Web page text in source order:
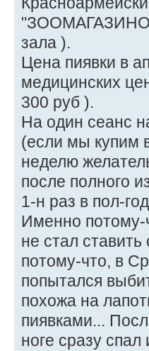
зала ).
Цена пиявки в
медицинских
300 руб ).
На один сеанс
(если мы купим
неделю
после полного
1-н раз в пол-
Именно потому-
не стал
потому-что, в
попытался
похожа на
пиявками...
ноге сразу